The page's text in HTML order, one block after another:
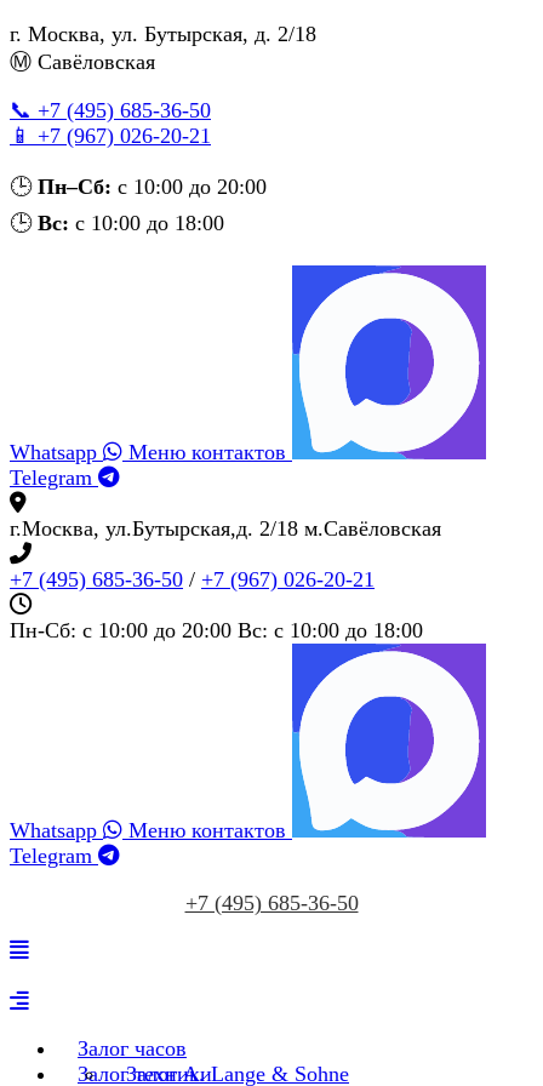
г. Москва, ул. Бутырская, д. 2/18
Ⓜ Савёловская
📞 +7 (495) 685‑36‑50
📱 +7 (967) 026‑20‑21
🕒 Пн–Сб: с 10:00 до 20:00
🕒 Вс: с 10:00 до 18:00
Whatsapp
Меню контактов
Telegram
г.Москва, ул.Бутырская,д. 2/18 м.Савёловская
+7 (495) 685‑36‑50 / +7 (967) 026‑20‑21
Пн-Сб: c 10:00 до 20:00 Вс: c 10:00 до 18:00
Whatsapp
Меню контактов
Telegram
+7 (495) 685‑36‑50
Залог часов
Залог A. Lange & Sohne
Залог техники